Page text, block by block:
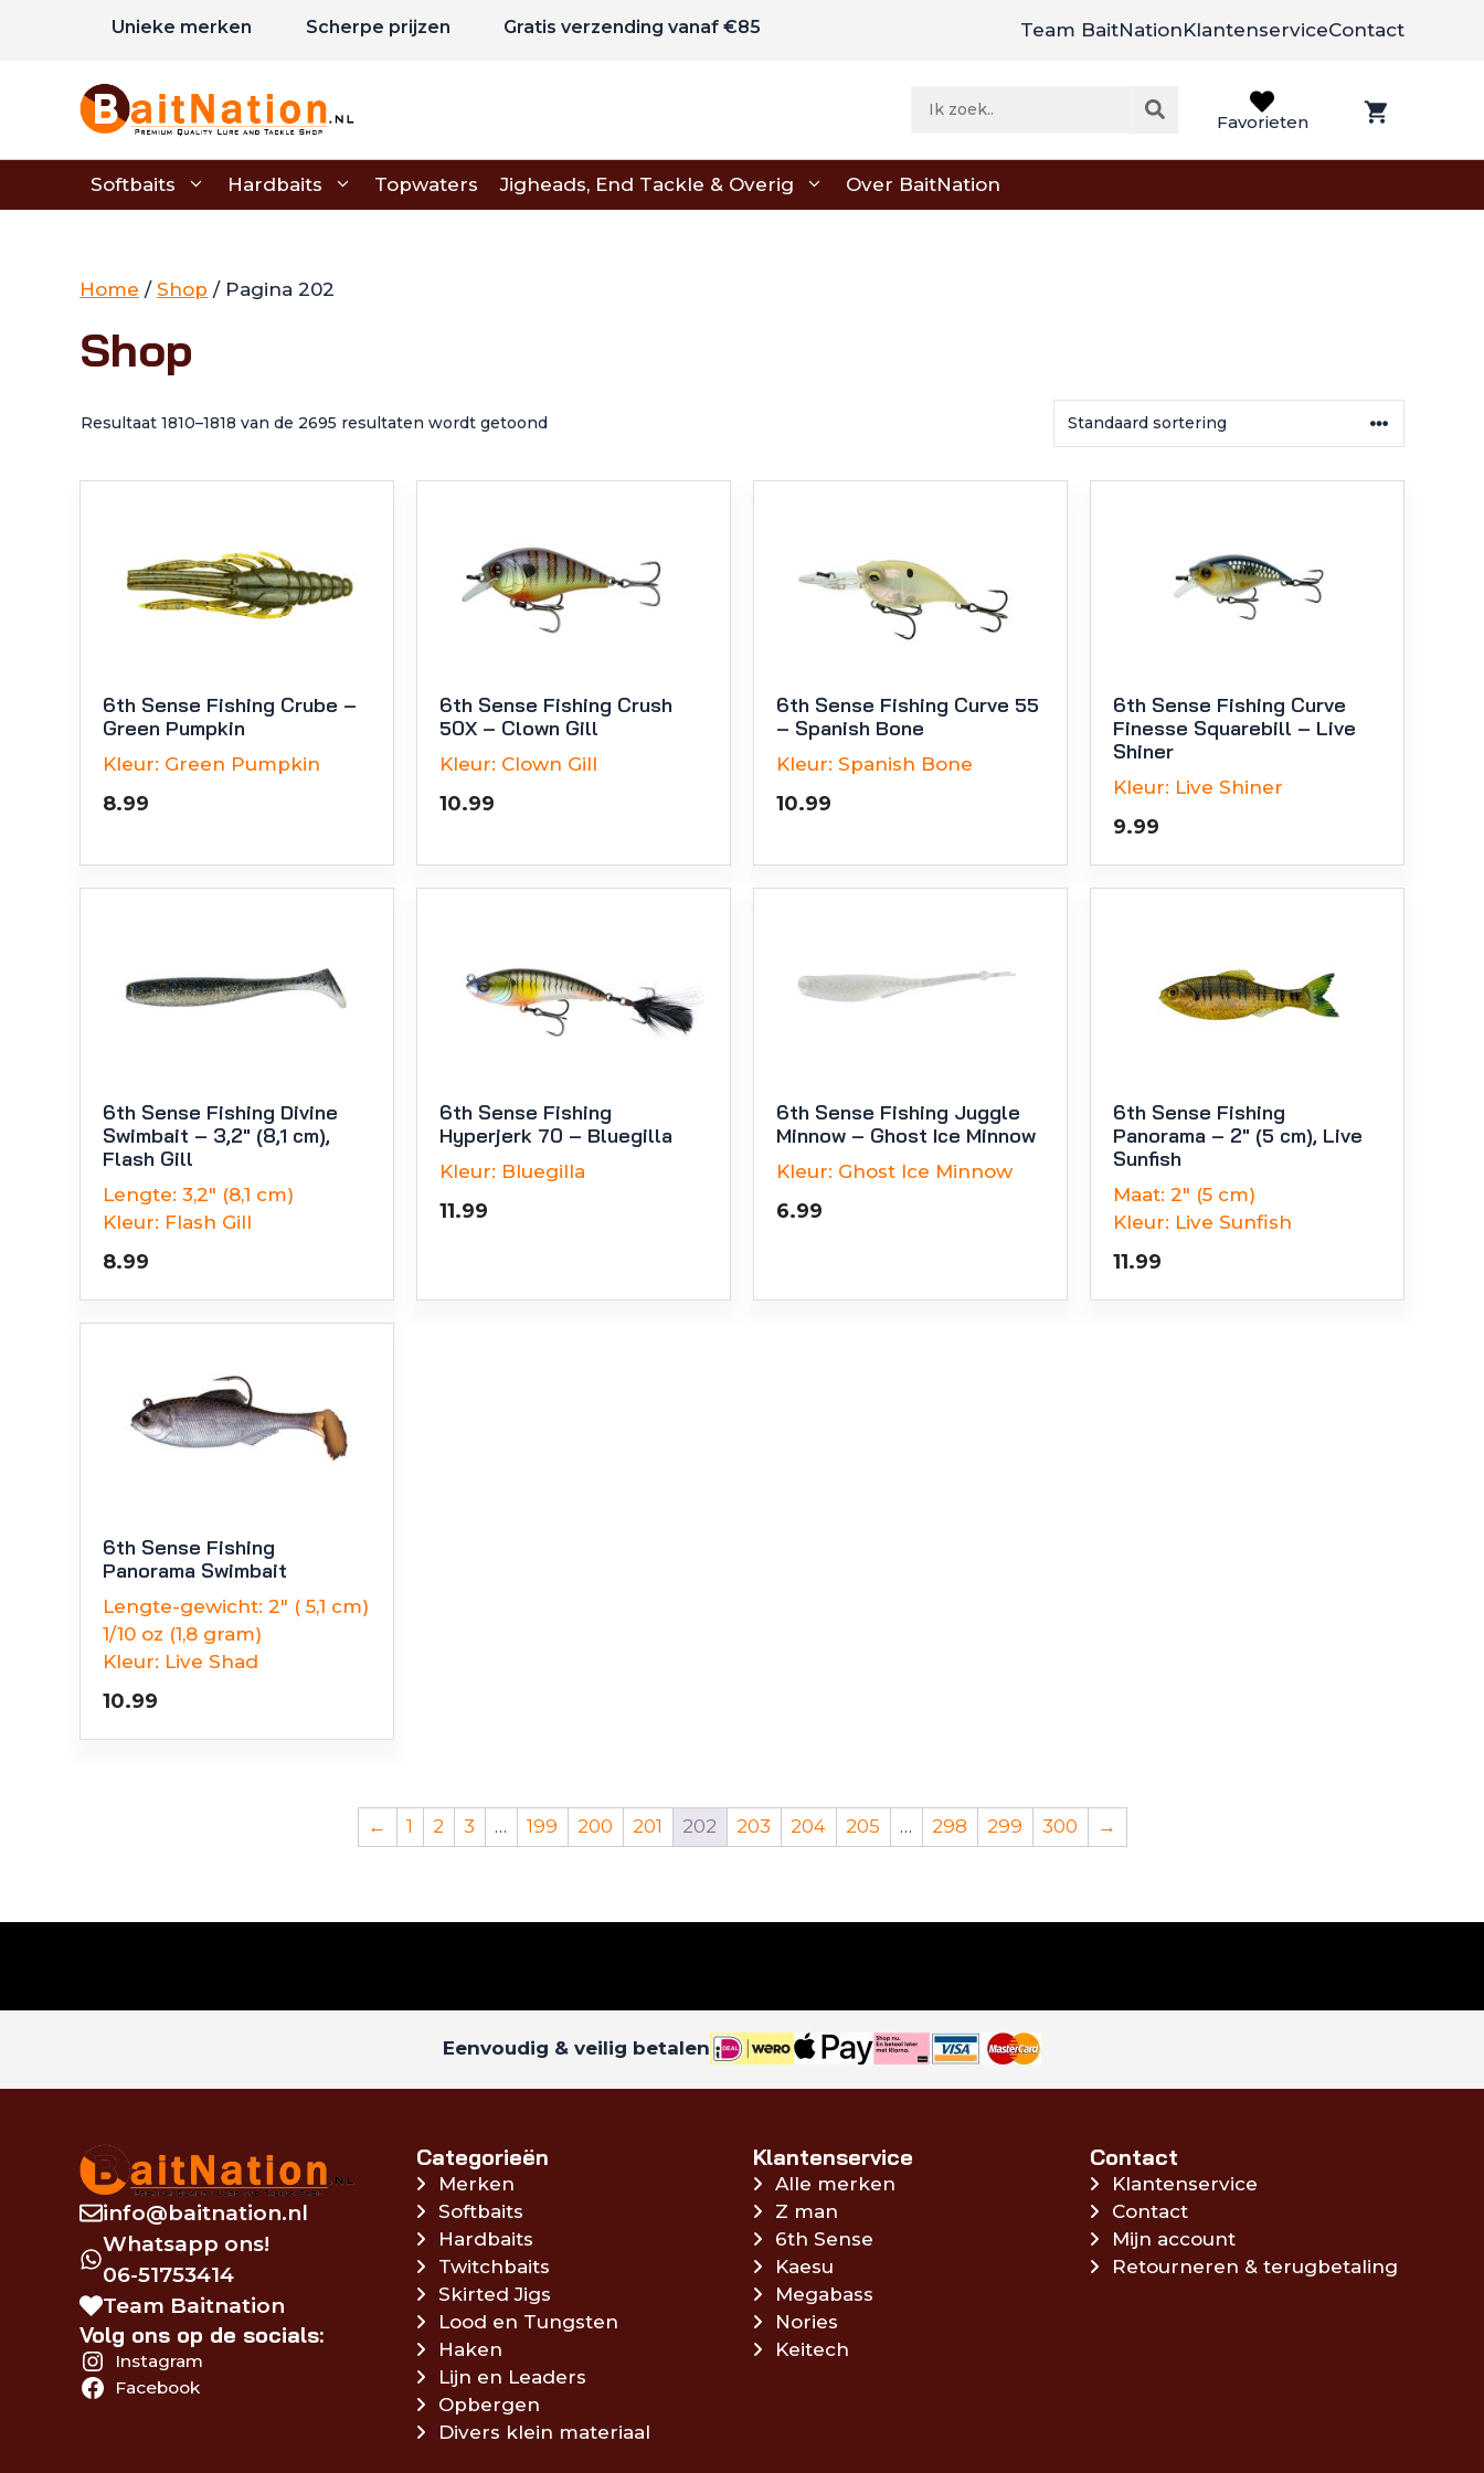
Unieke merken Scherpe prijzen Gratis verzending vanaf €85 Team BaitNationKlantenserviceContact
Favorieten
Softbaits Hardbaits Topwaters Jigheads, End Tackle & Overig Over BaitNation
Home / Shop / Pagina 202
Shop
Resultaat 1810–1818 van de 2695 resultaten wordt getoond
6th Sense Fishing Crube –
Green Pumpkin
Kleur: Green Pumpkin
8.99
6th Sense Fishing Crush
50X – Clown Gill
Kleur: Clown Gill
10.99
6th Sense Fishing Curve 55
– Spanish Bone
Kleur: Spanish Bone
10.99
6th Sense Fishing Curve
Finesse Squarebill – Live
Shiner
Kleur: Live Shiner
9.99
6th Sense Fishing Divine
Swimbait – 3,2″ (8,1 cm),
Flash Gill
Lengte: 3,2" (8,1 cm)
Kleur: Flash Gill
8.99
6th Sense Fishing
Hyperjerk 70 – Bluegilla
Kleur: Bluegilla
11.99
6th Sense Fishing Juggle
Minnow – Ghost Ice Minnow
Kleur: Ghost Ice Minnow
6.99
6th Sense Fishing
Panorama – 2″ (5 cm), Live
Sunfish
Maat: 2" (5 cm)
Kleur: Live Sunfish
11.99
6th Sense Fishing
Panorama Swimbait
Lengte-gewicht: 2" ( 5,1 cm)
1/10 oz (1,8 gram)
Kleur: Live Shad
10.99
← 1 2 3 … 199 200 201 202 203 204 205 … 298 299 300 →
Eenvoudig & veilig betalen
info@baitnation.nl
Whatsapp ons!
06-51753414
Team Baitnation
Volg ons op de socials:
Instagram
Facebook
Categorieën
Merken
Softbaits
Hardbaits
Twitchbaits
Skirted Jigs
Lood en Tungsten
Haken
Lijn en Leaders
Opbergen
Divers klein materiaal
Klantenservice
Alle merken
Z man
6th Sense
Kaesu
Megabass
Nories
Keitech
Contact
Klantenservice
Contact
Mijn account
Retourneren & terugbetaling